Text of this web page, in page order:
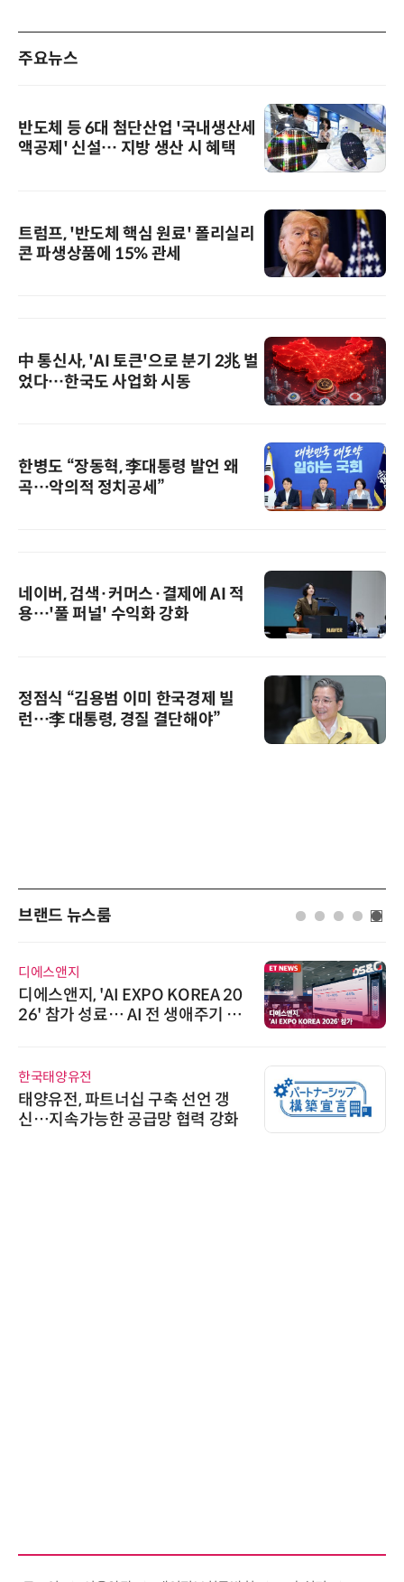
주요뉴스
반도체 등 6대 첨단산업 '국내생산세
액공제' 신설… 지방 생산 시 혜택
트럼프, '반도체 핵심 원료' 폴리실리
콘 파생상품에 15% 관세
中 통신사, 'AI 토큰'으로 분기 2兆 벌
었다…한국도 사업화 시동
한병도 “장동혁, 李대통령 발언 왜
곡…악의적 정치공세”
네이버, 검색·커머스·결제에 AI 적
용…'풀 퍼널' 수익화 강화
정점식 “김용범 이미 한국경제 빌
런…李 대통령, 경질 결단해야”
브랜드 뉴스룸
디에스앤지
디에스앤지, 'AI EXPO KOREA 20
26' 참가 성료… AI 전 생애주기 아
한국태양유전
태양유전, 파트너십 구축 선언 갱
신…지속가능한 공급망 협력 강화